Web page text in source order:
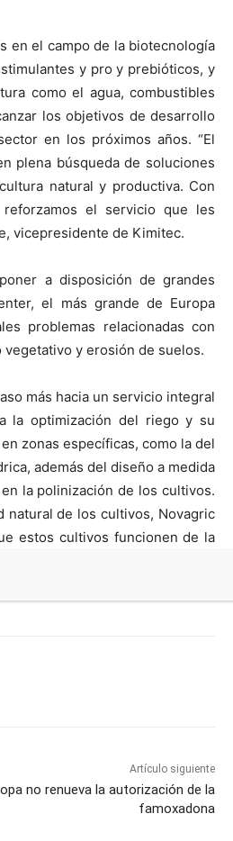
en el campo de la biotecnología
y pro y prebióticos, y
como el agua, combustibles
los objetivos de desarrollo
en los próximos años. “El
plena búsqueda de soluciones
natural y productiva. Con
el servicio que les
vicepresidente de Kimitec.
a disposición de grandes
el más grande de Europa
problemas relacionadas con
y erosión de suelos.
más hacia un servicio integral
la optimización del riego y su
zonas específicas, como la del
además del diseño a medida
la polinización de los cultivos.
natural de los cultivos, Novagric
estos cultivos funcionen de la
Novagric.
Artículo siguiente
no renueva la autorización de la
famoxadona